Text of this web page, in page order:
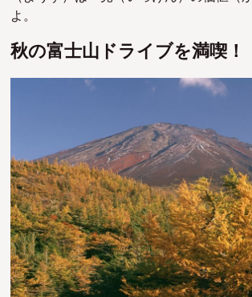
よ。
秋の富士山ドライブを満喫！